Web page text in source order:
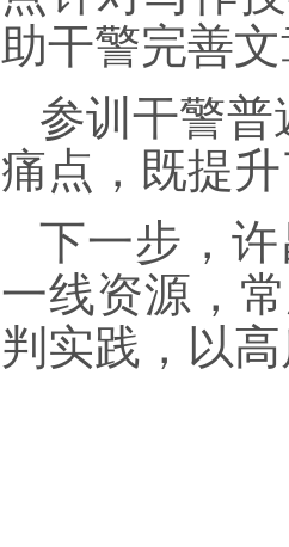
助干警完善
参训干警普
痛点，既提
下一步，
一线资源，
判实践，以